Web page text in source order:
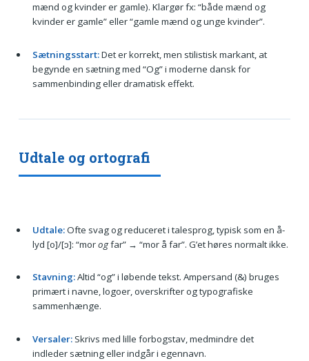
mænd og kvinder er gamle). Klargør fx: “både mænd og
kvinder er gamle” eller “gamle mænd og unge kvinder”.
Sætningsstart:Det er korrekt, men stilistisk markant, at
begynde en sætning med “Og” i moderne dansk for
sammenbinding eller dramatisk effekt.
Udtale og ortografi
Udtale:Ofte svag og reduceret i talesprog, typisk som en å-
lyd [o]/[ɔ]: “morogfar” → “mor å far”. G’et høres normalt ikke.
Stavning:Altid “og” i løbende tekst. Ampersand (&) bruges
primært i navne, logoer, overskrifter og typografiske
sammenhænge.
Versaler:Skrivs med lille forbogstav, medmindre det
indleder sætning eller indgår i egennavn.